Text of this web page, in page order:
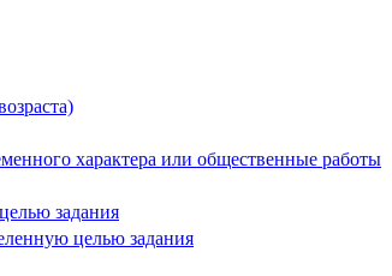
характера или общественные работы
задания
целью задания